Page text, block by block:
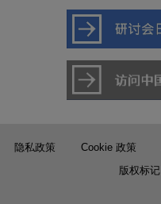
隐私政策 Cookie 政策
版权标记